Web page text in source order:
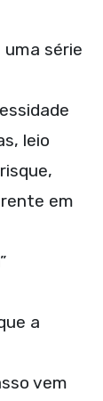
série
leio
em
a
vem